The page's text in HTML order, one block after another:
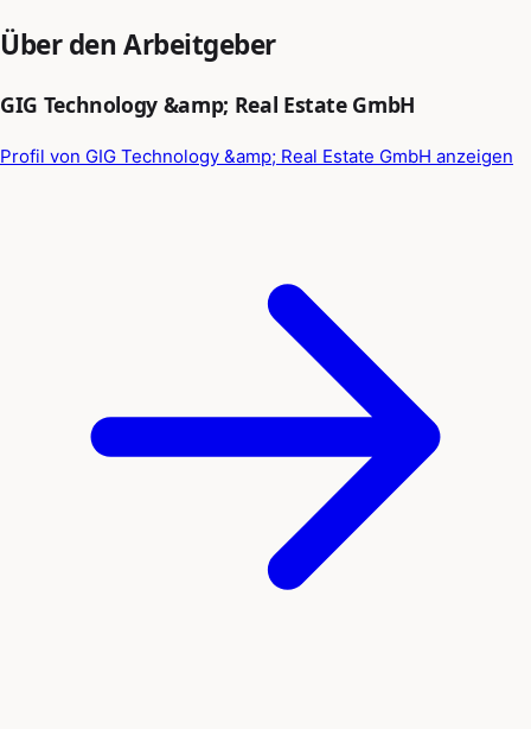
Über den Arbeitgeber
GIG Technology &amp; Real Estate GmbH
Profil von GIG Technology &amp; Real Estate GmbH anzeigen